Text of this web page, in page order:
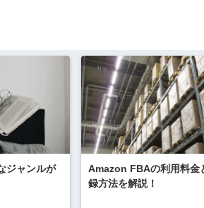
ジャンルが
Amazon FBAの利用料金
録方法を解説！